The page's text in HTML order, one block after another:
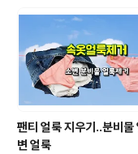
다. 나는 둘 사이에 애정이 없
없이 봤다. 남자가 자기를 사
지도 않는다는 거다. 이건 정말
팬티 얼룩 지우기..분비물
변 얼룩